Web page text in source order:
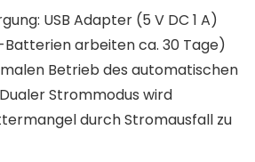
USB Adapter (5 V DC 1 A)
arbeiten ca. 30 Tage)
Betrieb des automatischen
Strommodus wird
durch Stromausfall zu